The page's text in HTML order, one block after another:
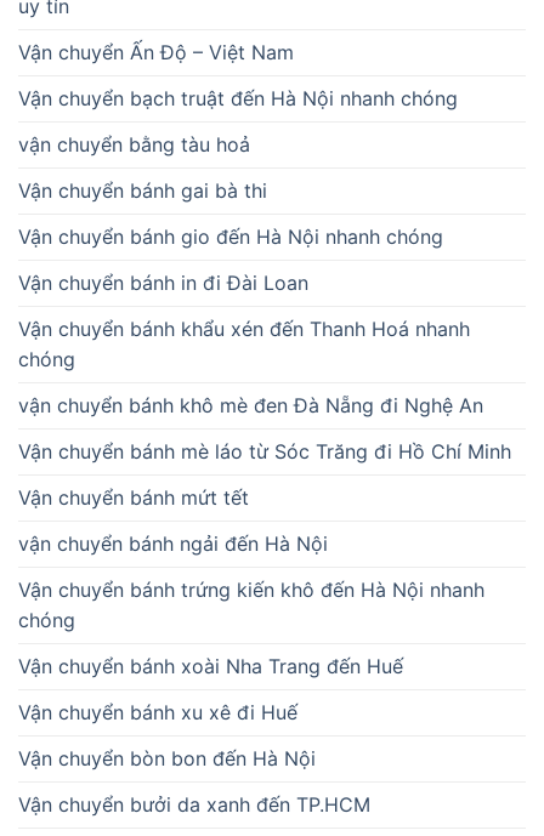
uy tín
Vận chuyển Ấn Độ – Việt Nam
Vận chuyển bạch truật đến Hà Nội nhanh chóng
vận chuyển bằng tàu hoả
Vận chuyển bánh gai bà thi
Vận chuyển bánh gio đến Hà Nội nhanh chóng
Vận chuyển bánh in đi Đài Loan
Vận chuyển bánh khẩu xén đến Thanh Hoá nhanh
chóng
vận chuyển bánh khô mè đen Đà Nẵng đi Nghệ An
Vận chuyển bánh mè láo từ Sóc Trăng đi Hồ Chí Minh
Vận chuyển bánh mứt tết
vận chuyển bánh ngải đến Hà Nội
Vận chuyển bánh trứng kiến khô đến Hà Nội nhanh
chóng
Vận chuyển bánh xoài Nha Trang đến Huế
Vận chuyển bánh xu xê đi Huế
Vận chuyển bòn bon đến Hà Nội
Vận chuyển bưởi da xanh đến TP.HCM